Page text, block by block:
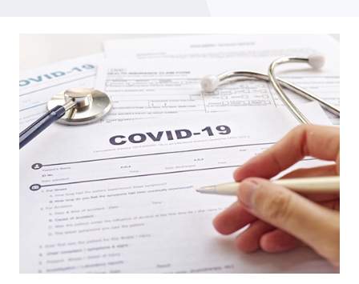
Covid-19, Bettoni: “Piena tutela Inail